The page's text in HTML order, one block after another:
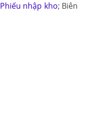
Phiếu nhập kho; Biên